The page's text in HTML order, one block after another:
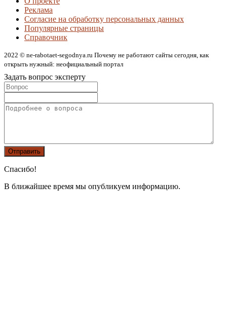
Реклама
Согласие на обработку персональных данных
Популярные страницы
Справочник
2022 © ne-rabotaet-segodnya.ru Почему не работают сайты сегодня, как
открыть нужный: неофициальный портал
Задать вопрос эксперту
Спасибо!
В ближайшее время мы опубликуем информацию.